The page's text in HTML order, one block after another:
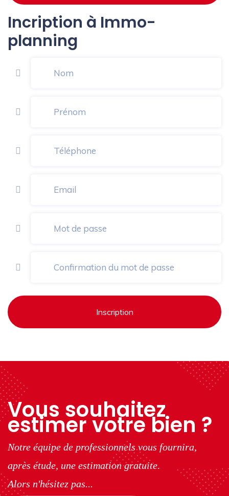
Incription à Immo-
planning
Inscription
Vous souhaitez
estimer votre bien ?
Notre équipe de professionnels vous fournira,
après étude, une estimation gratuite.
Alors n'hésitez pas...